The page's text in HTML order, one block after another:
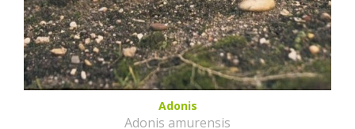
Adonis
Adonis amurensis